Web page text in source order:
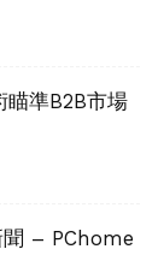
瞄準B2B市場
聞 – PChome